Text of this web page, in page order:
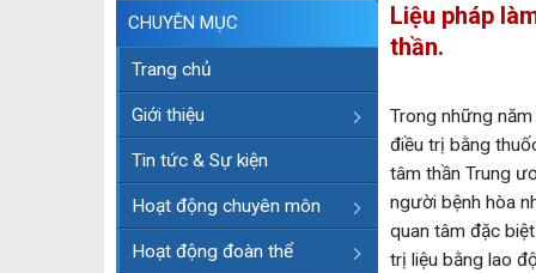
CHUYÊN MỤC
Trang chủ
Giới thiệu
Tin tức & Sự kiện
Hoạt động chuyên môn
Hoạt động đoàn thể
Liệu pháp
thần.
Trong những
điều trị bằng
tâm thần Trung
người bệnh hòa
quan tâm đặc
trị liệu bằng lao